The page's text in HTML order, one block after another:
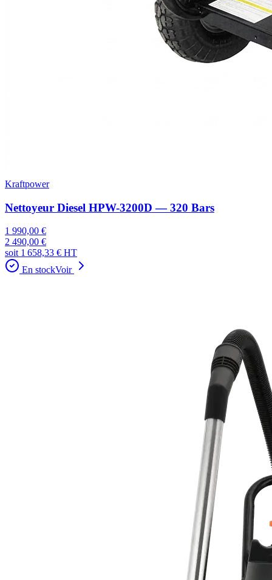
Kraftpower
Nettoyeur Diesel HPW-3200D — 320 Bars
1 990,00 €
2 490,00 €
soit 1 658,33 € HT
En stockVoir